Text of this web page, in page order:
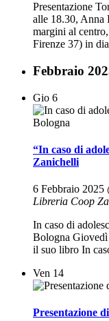
Presentazione
alle 18.30, Anna
margini al
Firenze 37) in
Febbraio
Gio 6
“In caso di
Zanichelli
6 Febbraio 2025
Libreria Coop
In caso di
Bologna
il suo libro In
Ven 14
Presentazione